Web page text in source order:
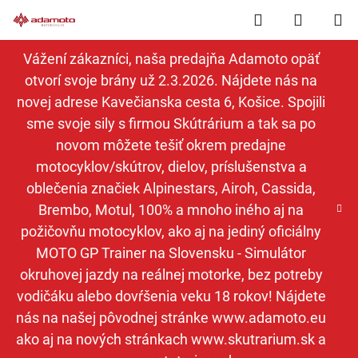
na
obsah
Vážení zákazníci, naša predajňa Adamoto opäť
otvorí svoje brány už 2.3.2026. Nájdete nás na
novej adrese Kavečianska cesta 6, Košice. Spojili
sme svoje sily s firmou Skútrárium a tak sa po
novom môžete tešiť okrem predajne
motocyklov/skútrov, dielov, príslušenstva a
oblečenia značiek Alpinestars, Airoh, Cassida,
Brembo, Motul, 100% a mnoho iného aj na
požičovňu motocyklov, ako aj na jediný oficiálny
MOTO GP Trainer na Slovensku - Simulátor
okruhovej jazdy na reálnej motorke, bez potreby
vodičáku alebo dovŕšenia veku 18 rokov! Nájdete
nás na našej pôvodnej stránke www.adamoto.eu
ako aj na nových stránkach www.skutrarium.sk a
Hľadať
KOŠÍK